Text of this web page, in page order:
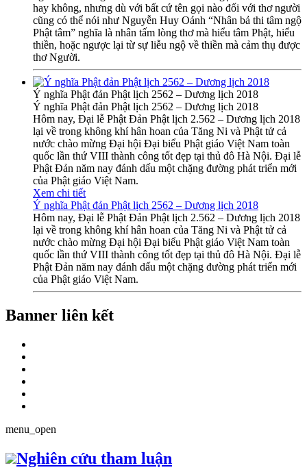
hay không, nhưng dù với bất cứ tên gọi nào đối với thơ người
cũng có thể nói như Nguyễn Huy Oánh “Nhân bả thi tâm ngộ
Phật tâm” nghĩa là nhân tấm lòng thơ mà hiểu tâm Phật, hiểu
thiền, hoặc ngược lại từ sự liễu ngộ về thiền mà cảm thụ được
thơ Người.
Ý nghĩa Phật đản Phật lịch 2562 – Dương lịch 2018
Ý nghĩa Phật đản Phật lịch 2562 – Dương lịch 2018
Hôm nay, Đại lễ Phật Đản Phật lịch 2.562 – Dương lịch 2018
lại về trong không khí hân hoan của Tăng Ni và Phật tử cả
nước chào mừng Đại hội Đại biểu Phật giáo Việt Nam toàn
quốc lần thứ VIII thành công tốt đẹp tại thủ đô Hà Nội. Đại lễ
Phật Đản năm nay đánh dấu một chặng đường phát triển mới
của Phật giáo Việt Nam.
Xem chi tiết
Ý nghĩa Phật đản Phật lịch 2562 – Dương lịch 2018
Hôm nay, Đại lễ Phật Đản Phật lịch 2.562 – Dương lịch 2018
lại về trong không khí hân hoan của Tăng Ni và Phật tử cả
nước chào mừng Đại hội Đại biểu Phật giáo Việt Nam toàn
quốc lần thứ VIII thành công tốt đẹp tại thủ đô Hà Nội. Đại lễ
Phật Đản năm nay đánh dấu một chặng đường phát triển mới
của Phật giáo Việt Nam.
Banner liên kết
menu_open
Nghiên cứu tham luận